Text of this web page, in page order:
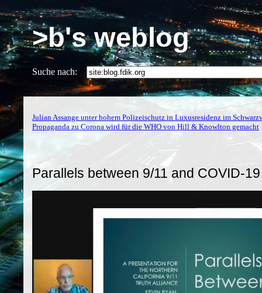
>b's weblog
Suche nach:
Julian Assange unter hohem Polizeischutz in Luxusresidenz im
Propaganda zu Corona wird für die WHO von Hill & Knowlton gemacht
Parallels between 9/11 and COVID-19